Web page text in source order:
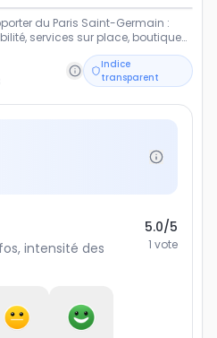
du Paris Saint-Germain :
services sur place, boutique
Indice
transparent
intensité des
5.0/5
1 vote